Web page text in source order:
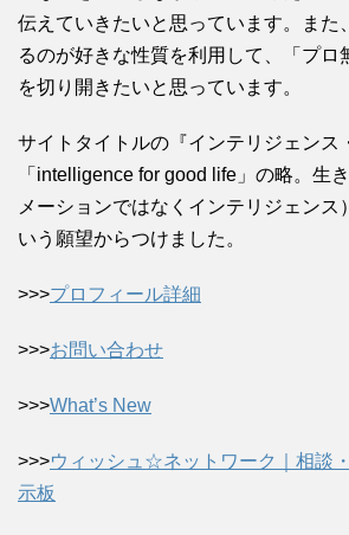
伝えていきたいと思っています。また
るのが好きな性質を利用して、「プロ
を切り開きたいと思っています。
サイトタイトルの『インテリジェンス
「intelligence for good life」の略。生
メーションではなくインテリジェンス
いう願望からつけました。
>>>プロフィール詳細
>>>お問い合わせ
>>>What’s New
>>>ウィッシュ☆ネットワーク｜相談
示板